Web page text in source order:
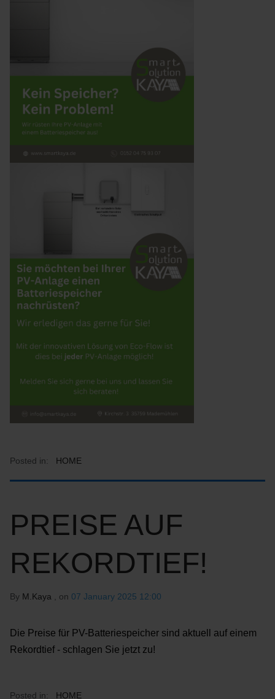
Posted in: HOME
PREISE AUF
REKORDTIEF!
By M.Kaya , on 07 January 2025 12:00
Die Preise für PV-Batteriespeicher sind aktuell auf einem
Rekordtief - schlagen Sie jetzt zu!
Posted in: HOME